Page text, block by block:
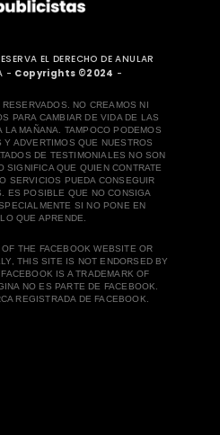
EL DERECHO DE ANULAR
- Copyrights ©2024 -
NO CREAMOS NI
PARA CAMBIAR DE VIDA DE LAS
LA MAÑANA. TAMPOCO PODEMOS
Y ADVERTIMOS QUE NUESTROS
DE TESTIMONIALES NO SON
SIGNIFICA QUE QUIEN CONTRATE
SERVICIOS PUEDA CONSEGUIR
ES POSIBLE QUE NO CONSIGA
SI NO PONE EN
QUE APRENDE.
THE FACEBOOK WEBSITE OR
THIS SITE IS NOT ENDORSED BY
IS A TRADEMARK OF
NO ES PARTE DE FACEBOOK.
REGISTRADA DE FACEBOOK.